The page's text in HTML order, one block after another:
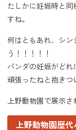
たしかに妊娠時と
すね。
何はともあれ、シン
う！！！！！
パンダの妊娠がどれ
頑張ったねと抱きつ
上野動物園で展示さ
上野動物園歴代